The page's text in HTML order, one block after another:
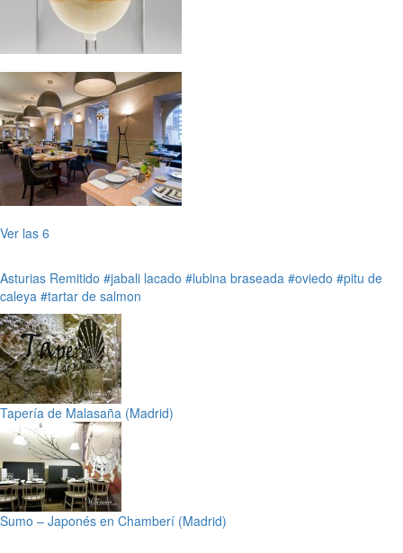
Ver las 6
Asturias Remitido #jabali lacado #lubina braseada #oviedo #pitu de
caleya #tartar de salmon
Tapería de Malasaña (Madrid)
Sumo – Japonés en Chamberí (Madrid)